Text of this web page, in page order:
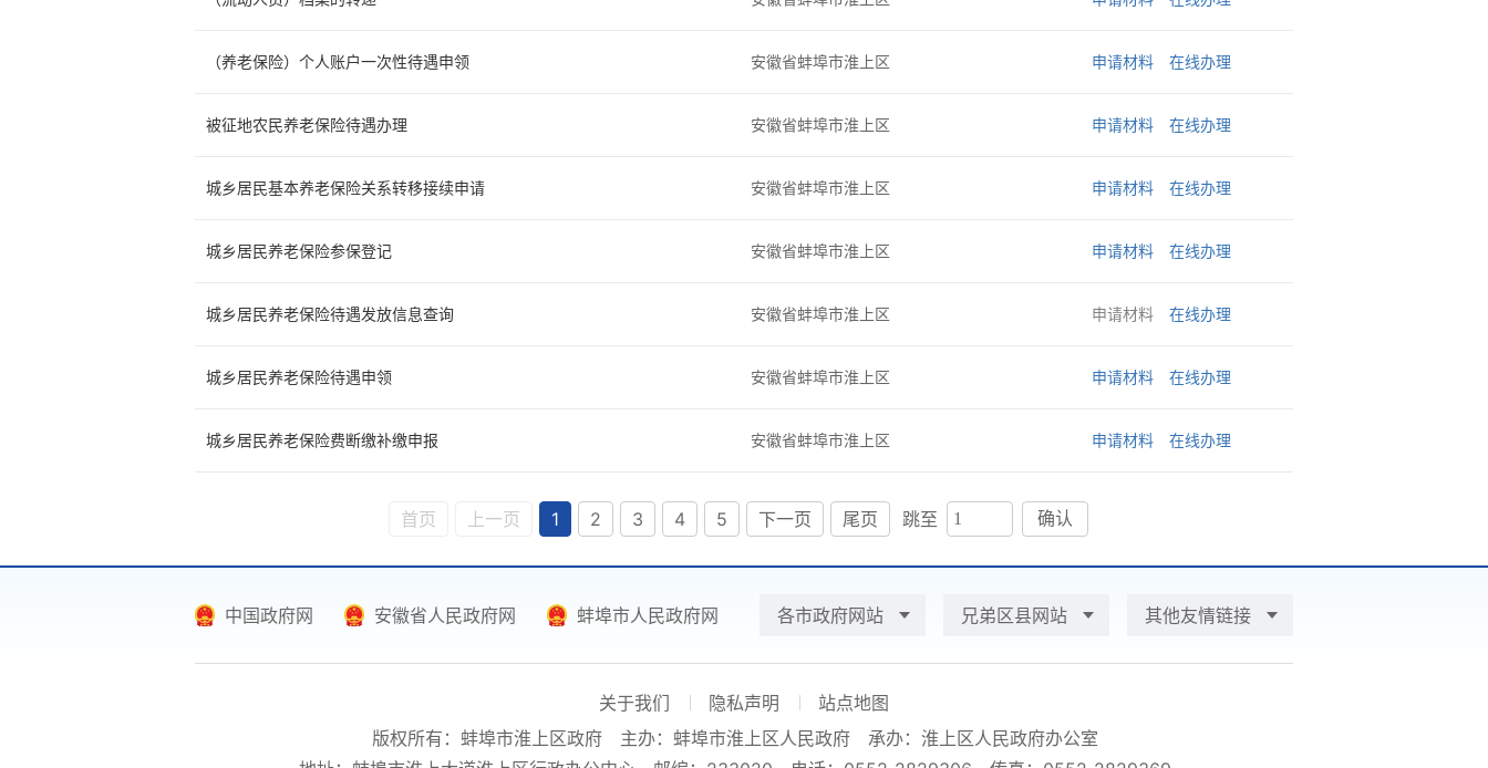
（养老保险）个人账户一次性待遇申领 安徽省蚌埠市淮上区 申请材料 在线办理
被征地农民养老保险待遇办理 安徽省蚌埠市淮上区 申请材料 在线办理
城乡居民基本养老保险关系转移接续申请 安徽省蚌埠市淮上区 申请材料 在线办理
城乡居民养老保险参保登记 安徽省蚌埠市淮上区 申请材料 在线办理
城乡居民养老保险待遇发放信息查询 安徽省蚌埠市淮上区 申请材料 在线办理
城乡居民养老保险待遇申领 安徽省蚌埠市淮上区 申请材料 在线办理
城乡居民养老保险费断缴补缴申报 安徽省蚌埠市淮上区 申请材料 在线办理
首页 上一页 1 2 3 4 5 下一页 尾页 跳至 确认
中国政府网 安徽省人民政府网 蚌埠市人民政府网 各市政府网站 兄弟区县网站 其他友情链接
关于我们 隐私声明
站点地图
版权所有：蚌埠市淮上区政府
主办：蚌埠市淮上区人民政府
承办：淮上区人民政府办公室